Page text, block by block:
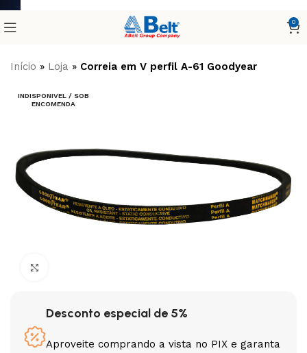
0
Início » Loja » Correia em V perfil A-61 Goodyear
INDISPONIVEL / SOB
ENCOMENDA
Desconto especial de 5%
Aproveite comprando a vista no PIX e garanta